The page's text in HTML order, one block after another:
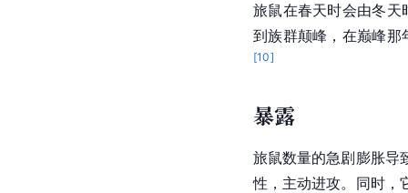
旅鼠在春天时会由冬天
到族群颠峰，在巅峰那
[10]
暴露
旅鼠数量的急剧膨胀导
性，主动进攻。同时，